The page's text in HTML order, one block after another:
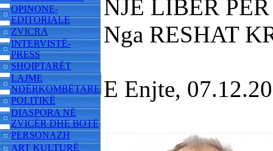
OPINONE-
EDITORIALE
ZVICRA
INTERVISTË-
PRESS
SHQIPTARËT
LAJME
NDËRKOMBËTARE
POLITIKË
DIASPORA NË
ZVICËR DHE BOTË
PERSONAZH
ART KULTURË
NJË LIBËR
Nga RESHAT
E Enjte,